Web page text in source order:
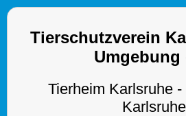
Tierschutzverein
Umgebung
Tierheim Karlsruhe
Karlsruhe